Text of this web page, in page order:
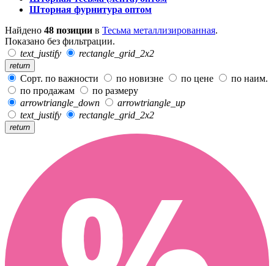
Шторная фурнитура оптом
Найдено 48 позиции в Тесьма металлизированная.
Показано без фильтрации.
text_justify
rectangle_grid_2x2
return
Сорт. по важности по новизне по цене
по наим.
по продажам
по размеру
arrowtriangle_down
arrowtriangle_up
text_justify
rectangle_grid_2x2
return